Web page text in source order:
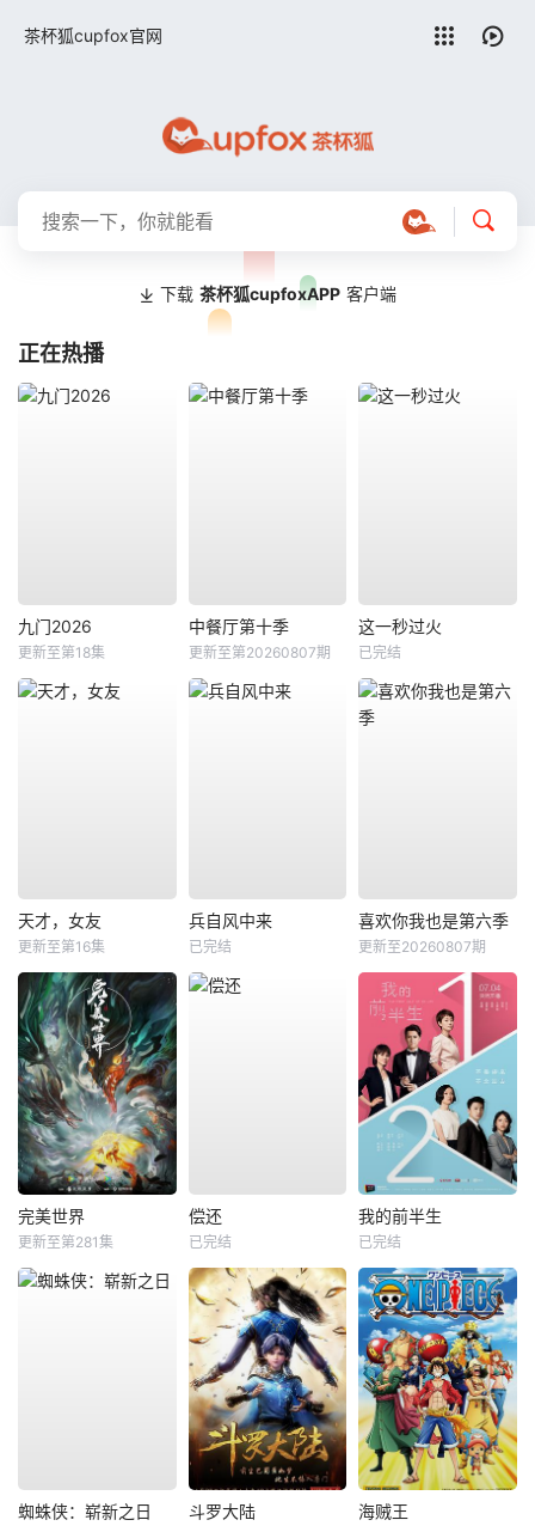
茶杯狐cupfox官网
下载 茶杯狐cupfoxAPP 客户端
正在热播
九门2026
更新至第18集
中餐厅第十季
更新至第20260807期
这一秒过火
已完结
天才，女友
更新至第16集
兵自风中来
已完结
喜欢你我也是第六季
更新至20260807期
完美世界
更新至第281集
偿还
已完结
我的前半生
已完结
蜘蛛侠：崭新之日 斗罗大陆 海贼王